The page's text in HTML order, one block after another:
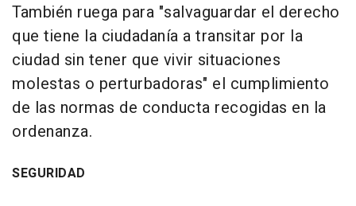
También ruega para "salvaguardar el derecho
que tiene la ciudadanía a transitar por la
ciudad sin tener que vivir situaciones
molestas o perturbadoras" el cumplimiento
de las normas de conducta recogidas en la
ordenanza.
SEGURIDAD